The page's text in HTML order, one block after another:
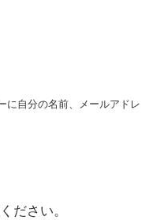
に自分の名前、メールアドレ
ださい。